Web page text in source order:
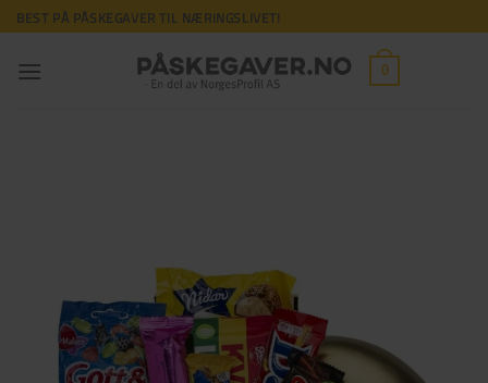
Skip
to
content
BEST PÅ PÅSKEGAVER TIL NÆRINGSLIVET!
0